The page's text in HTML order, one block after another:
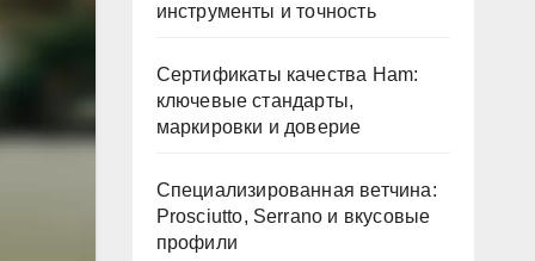
инструменты и точность
Сертификаты качества Ham:
ключевые стандарты,
маркировки и доверие
Специализированная ветчина:
Prosciutto, Serrano и вкусовые
профили